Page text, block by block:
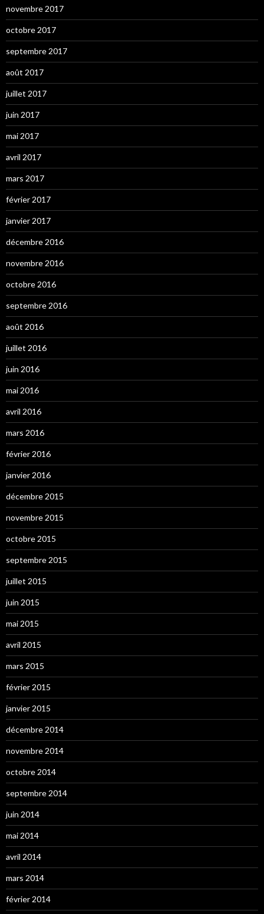
novembre 2017
octobre 2017
septembre 2017
août 2017
juillet 2017
juin 2017
mai 2017
avril 2017
mars 2017
février 2017
janvier 2017
décembre 2016
novembre 2016
octobre 2016
septembre 2016
août 2016
juillet 2016
juin 2016
mai 2016
avril 2016
mars 2016
février 2016
janvier 2016
décembre 2015
novembre 2015
octobre 2015
septembre 2015
juillet 2015
juin 2015
mai 2015
avril 2015
mars 2015
février 2015
janvier 2015
décembre 2014
novembre 2014
octobre 2014
septembre 2014
juin 2014
mai 2014
avril 2014
mars 2014
février 2014